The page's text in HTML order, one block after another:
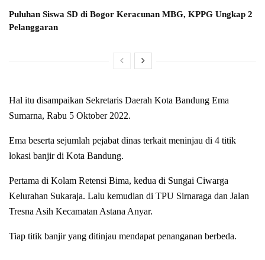
Puluhan Siswa SD di Bogor Keracunan MBG, KPPG Ungkap 2
Pelanggaran
Hal itu disampaikan Sekretaris Daerah Kota Bandung Ema
Sumarna, Rabu 5 Oktober 2022.
Ema beserta sejumlah pejabat dinas terkait meninjau di 4 titik
lokasi banjir di Kota Bandung.
Pertama di Kolam Retensi Bima, kedua di Sungai Ciwarga
Kelurahan Sukaraja. Lalu kemudian di TPU Sirnaraga dan Jalan
Tresna Asih Kecamatan Astana Anyar.
Tiap titik banjir yang ditinjau mendapat penanganan berbeda.